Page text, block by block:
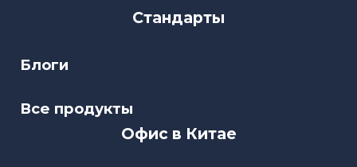
Стандарты
Блоги
Все продукты
Офис в Китае